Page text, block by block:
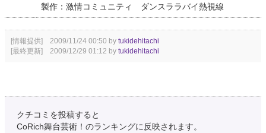
製作：激情コミュニティ ダンスララバイ熱視線
[情報提供] 2009/11/24 00:50 by tukidehitachi
[最終更新] 2009/12/29 01:12 by tukidehitachi
クチコミを投稿すると
CoRich舞台芸術！のランキングに反映されます。